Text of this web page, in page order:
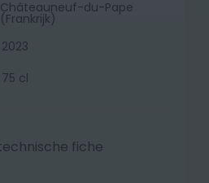
Châteauneuf-du-Pape
(Frankrijk)
2023
75 cl
fiche